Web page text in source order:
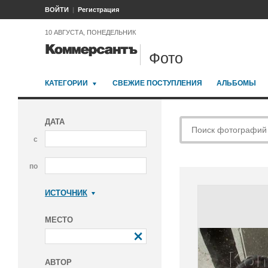
ВОЙТИ Регистрация
10 АВГУСТА, ПОНЕДЕЛЬНИК
Фото
КАТЕГОРИИ СВЕЖИЕ ПОСТУПЛЕНИЯ АЛЬБОМЫ
ДАТА
с
по
ИСТОЧНИК
МЕСТО
АВТОР